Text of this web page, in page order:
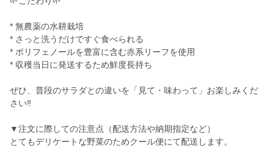
* 無農薬の水耕栽培
* さっと洗うだけですぐ食べられる
* ポリフェノールを豊富に含む赤系リーフを使用
* 収穫当日に発送するため鮮度長持ち
ぜひ、普段のサラダとの違いを「見て・味わって」お楽しみくだ
さい‼️
▼注文に際しての注意点（配送方法や納期指定など）
とてもデリケートな野菜のためクール便にて配送します。